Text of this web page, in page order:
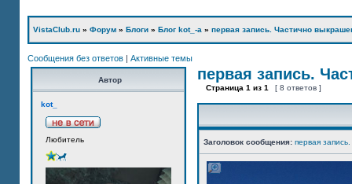
VistaClub.ru » Форум » Блоги » Блог kot_-а » первая запись. Частично
Сообщения без ответов | Активные темы
Автор
kot_
Любитель
первая запись.
Страница 1 из 1 [ 8 ответов ]
Заголовок сообщения: первая